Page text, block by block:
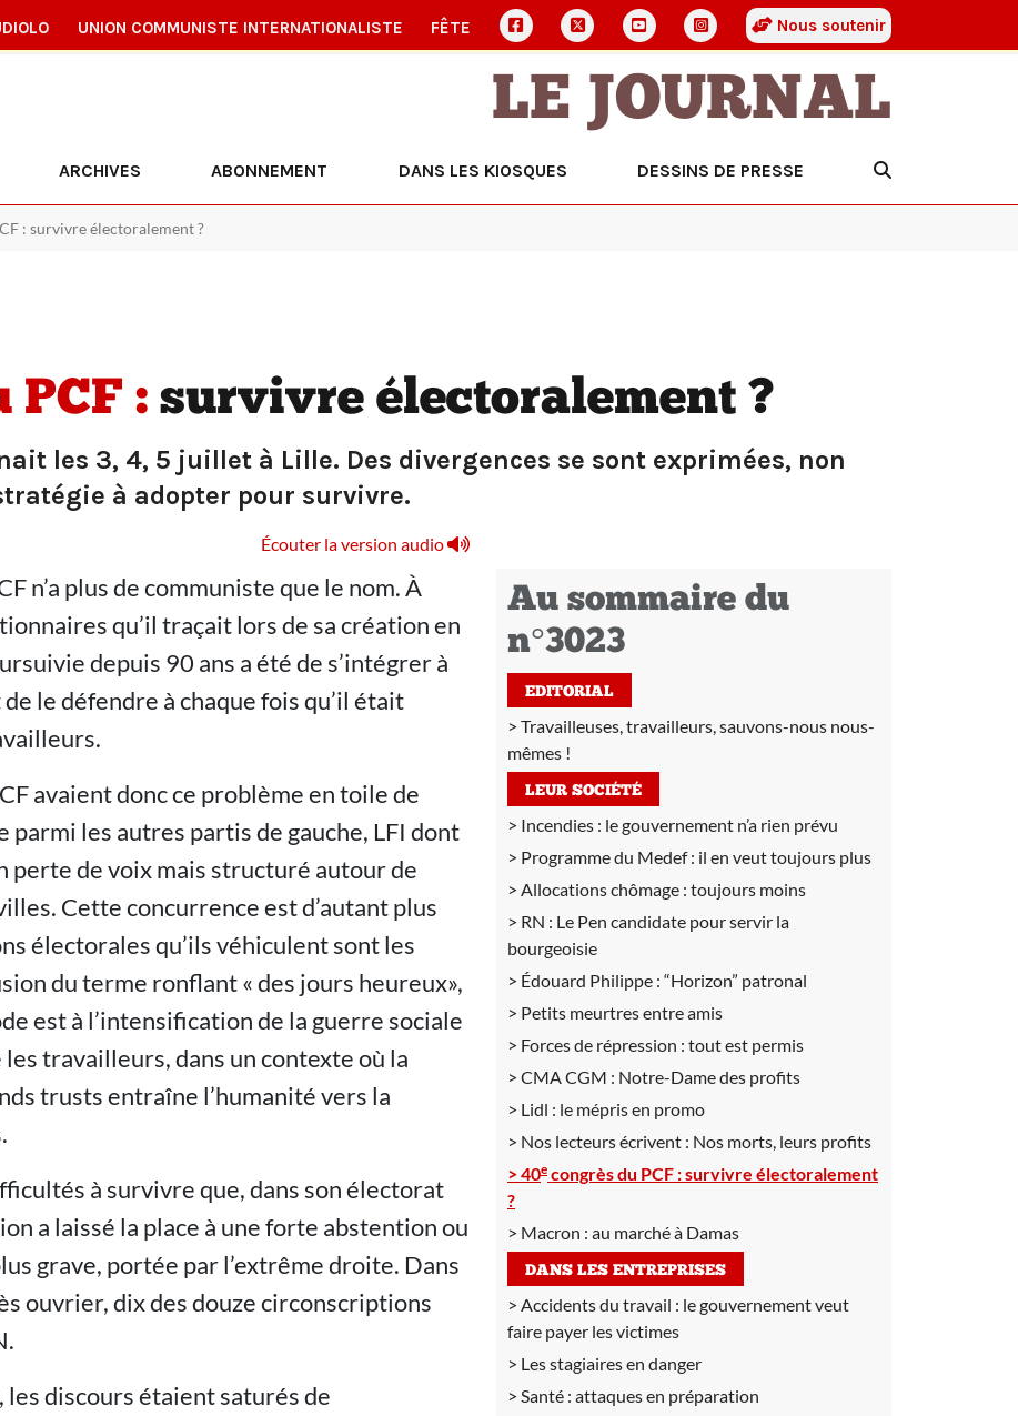
UNION COMMUNISTE INTERNATIONALISTE FÊTE Nous soutenir
LE JOURNAL
ARCHIVES ABONNEMENT DANS LES KIOSQUES DESSINS DE PRESSE
: survivre électoralement ?
PCF : survivre électoralement ?
les 3, 4, 5 juillet à Lille. Des divergences se sont exprimées, non
à adopter pour survivre.
Écouter la version audio
n’a plus de communiste que le nom. À
qu’il traçait lors de sa création en
depuis 90 ans a été de s’intégrer à
le défendre à chaque fois qu’il était
avaient donc ce problème en toile de
les autres partis de gauche, LFI dont
perte de voix mais structuré autour de
Cette concurrence est d’autant plus
électorales qu’ils véhiculent sont les
du terme ronflant « des jours heureux»,
est à l’intensification de la guerre sociale
travailleurs, dans un contexte où la
trusts entraîne l’humanité vers la
à survivre que, dans son électorat
a laissé la place à une forte abstention ou
grave, portée par l’extrême droite. Dans
ouvrier, dix des douze circonscriptions
les discours étaient saturés de
Au sommaire du
n°3023
EDITORIAL
Travailleuses, travailleurs, sauvons-nous nous-
mêmes !
LEUR SOCIÉTÉ
Incendies : le gouvernement n’a rien prévu
Programme du Medef : il en veut toujours plus
Allocations chômage : toujours moins
RN : Le Pen candidate pour servir la
bourgeoisie
Édouard Philippe : “Horizon” patronal
Petits meurtres entre amis
Forces de répression : tout est permis
CMA CGM : Notre-Dame des profits
Lidl : le mépris en promo
Nos lecteurs écrivent : Nos morts, leurs profits
40e congrès du PCF :survivre électoralement
?
Macron : au marché à Damas
DANS LES ENTREPRISES
Accidents du travail : le gouvernement veut
faire payer les victimes
Les stagiaires en danger
Santé : attaques en préparation